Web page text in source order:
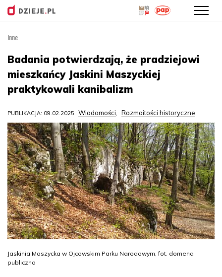
treści
Inne
Badania potwierdzają, że pradziejowi
mieszkańcy Jaskini Maszyckiej
praktykowali kanibalizm
PUBLIKACJA: 09.02.2025 Wiadomości, Rozmaitości historyczne
Jaskinia Maszycka w Ojcowskim Parku Narodowym, fot. domena
publiczna